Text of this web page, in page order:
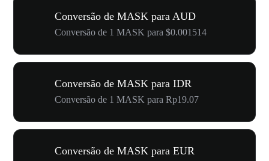
Conversão de MASK para AUD
Conversão de 1 MASK para $0.001514
Conversão de MASK para IDR
Conversão de 1 MASK para Rp19.07
Conversão de MASK para EUR